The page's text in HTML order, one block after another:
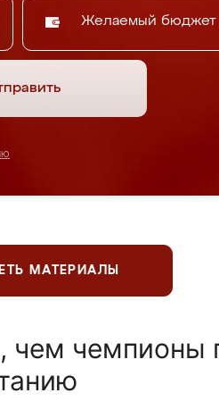
Желаемый бюджет
МАТЕРИАЛЫ
чем чемпионы